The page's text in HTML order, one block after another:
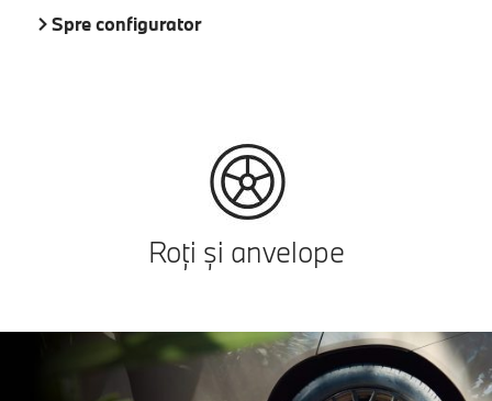
Spre configurator
Roţi şi anvelope